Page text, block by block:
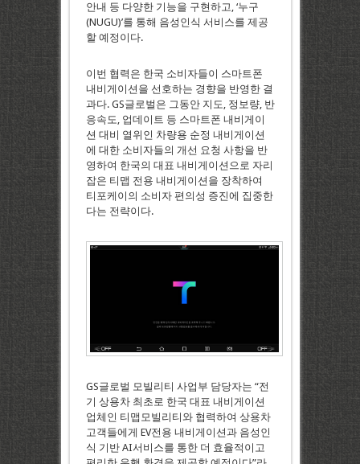
안내 등 다양한 기능을 구현하고, ‘누구
(NUGU)’를 통해 음성인식 서비스를 제공
할 예정이다.
이번 협력은 한국 소비자들이 스마트폰
내비게이션을 선호하는 경향을 반영한 결
과다. GS글로벌은 그동안 지도, 정보량, 반
응속도, 업데이트 등 스마트폰 내비게이
션 대비 열위인 차량용 순정 내비게이션
에 대한 소비자들의 개선 요청 사항을 반
영하여 한국의 대표 내비게이션으로 자리
잡은 티맵 전용 내비게이션을 장착하여
티포케이의 소비자 편의성 증진에 집중한
다는 전략이다.
GS글로벌 모빌리티 사업부 담당자는 “전
기 상용차 최초로 한국 대표 내비게이션
업체인 티맵모빌리티와 협력하여 상용차
고객들에게 EV전용 내비게이션과 음성인
식 기반 AI서비스를 통한 더 효율적이고